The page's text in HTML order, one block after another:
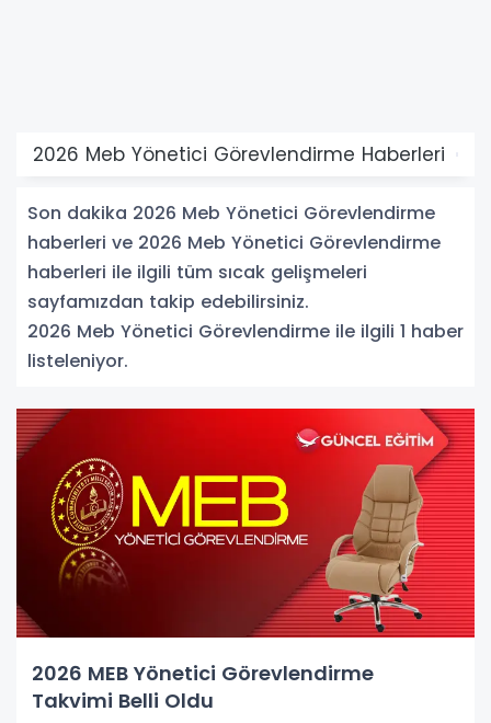
2026 Meb Yönetici Görevlendirme Haberleri
Son dakika 2026 Meb Yönetici Görevlendirme
haberleri ve 2026 Meb Yönetici Görevlendirme
haberleri ile ilgili tüm sıcak gelişmeleri
sayfamızdan takip edebilirsiniz.
2026 Meb Yönetici Görevlendirme ile ilgili 1 haber
listeleniyor.
2026 MEB Yönetici Görevlendirme
Takvimi Belli Oldu